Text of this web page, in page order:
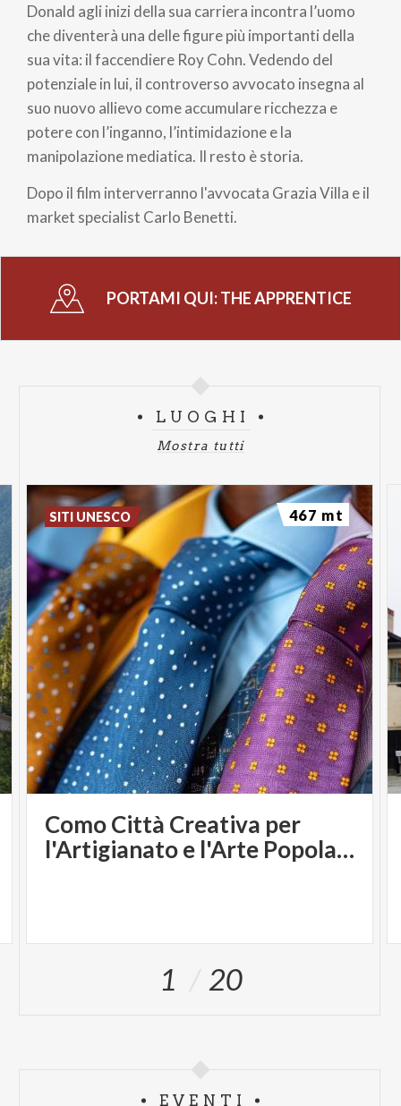
Donald agli inizi della sua carriera incontra l’uomo
che diventerà una delle figure più importanti della
sua vita: il faccendiere Roy Cohn. Vedendo del
potenziale in lui, il controverso avvocato insegna al
suo nuovo allievo come accumulare ricchezza e
potere con l’inganno, l’intimidazione e la
manipolazione mediatica. Il resto è storia.
Dopo il film interverranno l'avvocata Grazia Villa e il
market specialist Carlo Benetti.
PORTAMI QUI:THE APPRENTICE
LUOGHI
Mostra tutti
Como Città Creativa per
l'Artigianato e l'Arte Popolare
SITI UNESCO 467 mt
1 20
EVENTI